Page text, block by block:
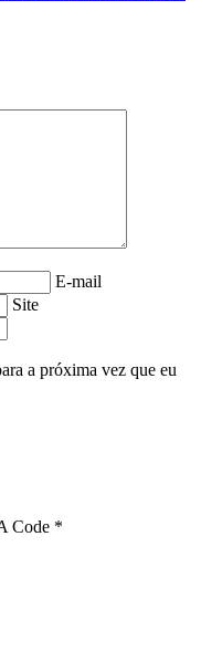
E-mail
Site
a próxima vez que eu
Code *